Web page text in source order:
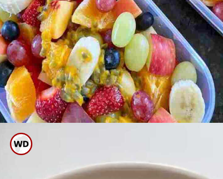
ಸಕ್ಕರೆಯೂ ಹಾಕಬಹುದು